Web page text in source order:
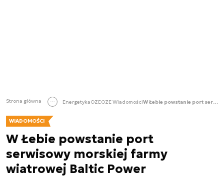
Strona główna EnergetykaOZEOZE Wiadomości W Łebie powstanie port serwisowy morskiej farmy wiatrowej Baltic Power
WIADOMOŚCI
W Łebie powstanie port
serwisowy morskiej farmy
wiatrowej Baltic Power